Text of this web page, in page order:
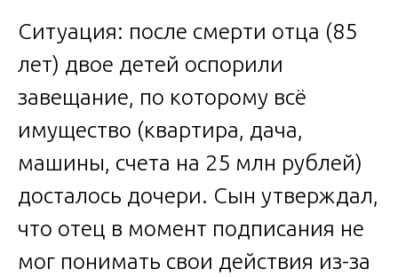
Ситуация: после смерти отца (85
лет) двое детей оспорили
завещание, по которому всё
имущество (квартира, дача,
машины, счета на 25 млн рублей)
досталось дочери. Сын утверждал,
что отец в момент подписания не
мог понимать свои действия из-за